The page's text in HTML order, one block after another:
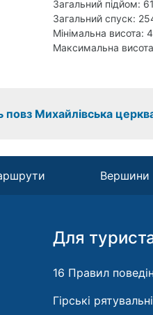
Загальний підйом:
Загальний спуск:
Мінімальна висота:
Максимальна
Михайлівська
Вершини
Для
16 Правил
Гірські